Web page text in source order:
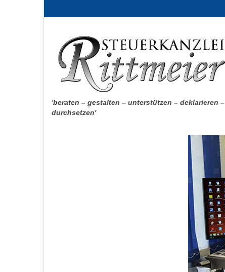
'beraten – gestalten – unterstützen – deklarieren –
durchsetzen'